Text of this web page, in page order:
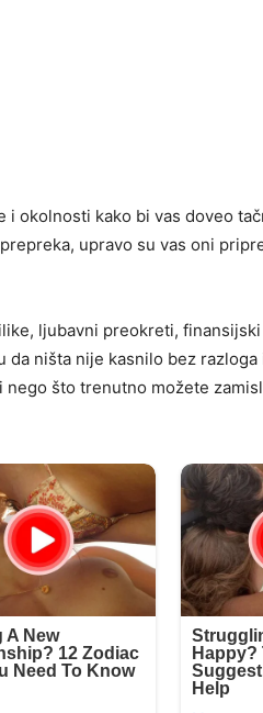
okolnosti kako bi vas doveo
upravo su vas oni
ljubavni preokreti,
ništa nije kasnilo bez razloga
što trenutno možete